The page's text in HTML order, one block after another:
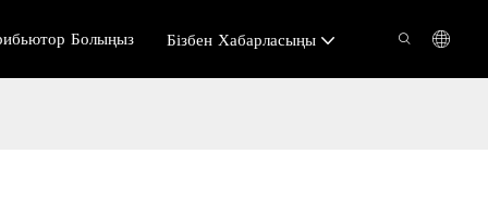
Болыңыз Бізбен Хабарласыңы